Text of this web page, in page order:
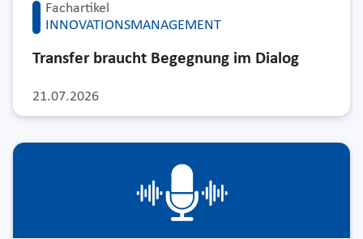
Fachartikel
INNOVATIONSMANAGEMENT
21.07.2026
Transfer braucht Begegnung im Dialog